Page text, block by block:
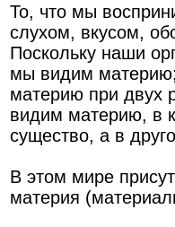
То, что мы
слухом, вкусом,
Поскольку наши
мы видим
материю при двух
видим материю, в
существо, а в
В этом мире
материя